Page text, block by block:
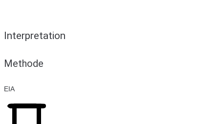
Interpretation
Methode
EIA